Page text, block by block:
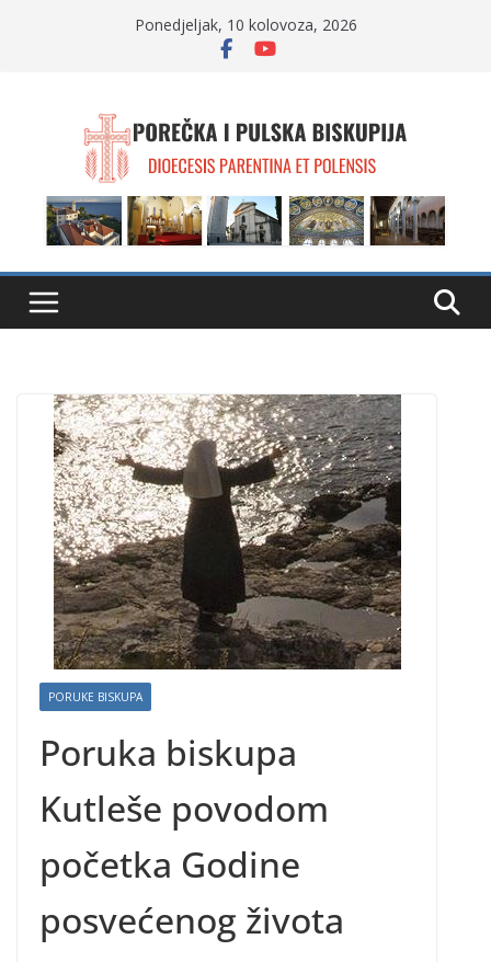
Ponedjeljak, 10 kolovoza, 2026
PORUKE BISKUPA
Poruka biskupa
Kutleše povodom
početka Godine
posvećenog života